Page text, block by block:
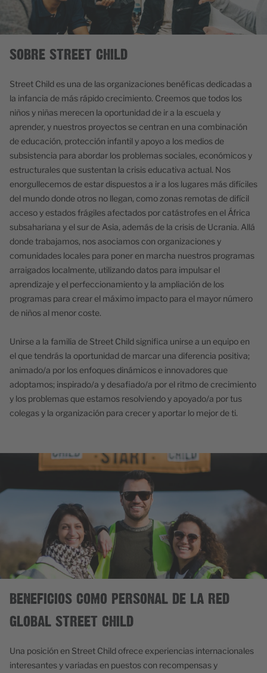
SOBRE STREET CHILD
Street Child es una de las organizaciones benéficas dedicadas a
la infancia de más rápido crecimiento. Creemos que todos los
niños y niñas merecen la oportunidad de ir a la escuela y
aprender, y nuestros proyectos se centran en una combinación
de educación, protección infantil y apoyo a los medios de
subsistencia para abordar los problemas sociales, económicos y
estructurales que sustentan la crisis educativa actual. Nos
enorgullecemos de estar dispuestos a ir a los lugares más difíciles
del mundo donde otros no llegan, como zonas remotas de difícil
acceso y estados frágiles afectados por catástrofes en el África
subsahariana y el sur de Asia, además de la crisis de Ucrania. Allá
donde trabajamos, nos asociamos con organizaciones y
comunidades locales para poner en marcha nuestros programas
arraigados localmente, utilizando datos para impulsar el
aprendizaje y el perfeccionamiento y la ampliación de los
programas para crear el máximo impacto para el mayor número
de niños al menor coste.
Unirse a la familia de Street Child significa unirse a un equipo en
el que tendrás la oportunidad de marcar una diferencia positiva;
animado/a por los enfoques dinámicos e innovadores que
adoptamos; inspirado/a y desafiado/a por el ritmo de crecimiento
y los problemas que estamos resolviendo y apoyado/a por tus
colegas y la organización para crecer y aportar lo mejor de ti.
BENEFICIOS COMO PERSONAL DE LA RED
GLOBAL STREET CHILD
Una posición en Street Child ofrece experiencias internacionales
interesantes y variadas en puestos con recompensas y